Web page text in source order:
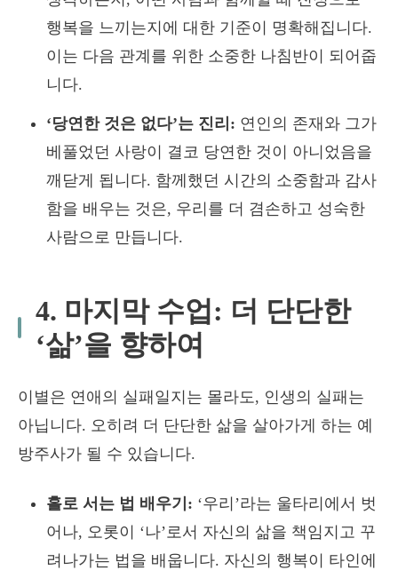
행복을 느끼는지에 대한 기준이 명확해집니다.
이는 다음 관계를 위한 소중한 나침반이 되어줍
니다.
‘당연한 것은 없다’는 진리: 연인의 존재와 그가
베풀었던 사랑이 결코 당연한 것이 아니었음을
깨닫게 됩니다. 함께했던 시간의 소중함과 감사
함을 배우는 것은, 우리를 더 겸손하고 성숙한
사람으로 만듭니다.
4. 마지막 수업: 더 단단한
‘삶’을 향하여
이별은 연애의 실패일지는 몰라도, 인생의 실패는
아닙니다. 오히려 더 단단한 삶을 살아가게 하는 예
방주사가 될 수 있습니다.
홀로 서는 법 배우기: ‘우리’라는 울타리에서 벗
어나, 오롯이 ‘나’로서 자신의 삶을 책임지고 꾸
려나가는 법을 배웁니다. 자신의 행복이 타인에